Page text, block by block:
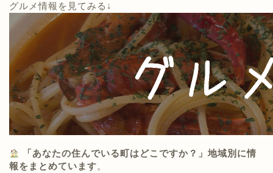
グルメ情報を見てみる↓
「あなたの住んでいる町はどこですか？」地域別に情
報をまとめています。